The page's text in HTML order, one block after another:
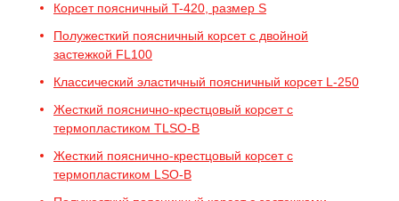
Корсет поясничный T-420, размер S
Полужесткий поясничный корсет с двойной
застежкой FL100
Классический эластичный поясничный корсет L-250
Жесткий пояснично-крестцовый корсет с
термопластиком TLSO-B
Жесткий пояснично-крестцовый корсет с
термопластиком LSO-B